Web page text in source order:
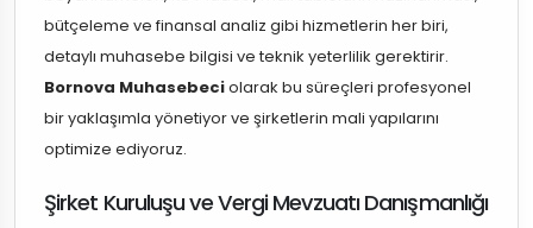
bütçeleme ve finansal analiz gibi hizmetlerin her biri,
detaylı muhasebe bilgisi ve teknik yeterlilik gerektirir.
Bornova Muhasebeciolarak bu süreçleri profesyonel
bir yaklaşımla yönetiyor ve şirketlerin mali yapılarını
optimize ediyoruz.
Şirket Kuruluşu ve Vergi Mevzuatı Danışmanlığı